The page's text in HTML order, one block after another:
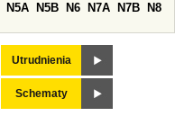
N5A N5B N6 N7A N7B
N8
Utrudnienia
Schematy